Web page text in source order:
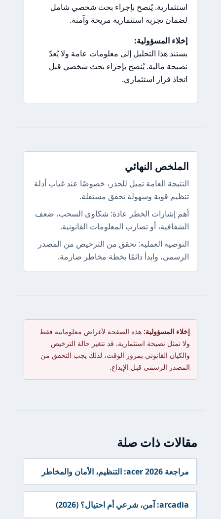
استثمارية. يُنصح بإجراء بحث شخصي شامل
لضمان تجربة استثمارية مريحة وآمنة.
إخلاء المسؤولية:
يستند هذا التحليل إلى معلومات عامة ولا يُعدّ
نصيحة مالية. يُنصح بإجراء بحث شخصي قبل
اتخاذ قرار استثماري.
الملخص النهائي
النتيجة العامة تميل للحذر، خصوصًا عند غياب أدلة
تنظيم قوية وسهولة تحقق مستقلة.
أهم إشارات الخطر عادة: شكاوى السحب، ضعف
الشفافية، أو تضارب المعلومات القانونية.
التوصية العملية: تحقق من الترخيص من المصدر
الرسمي، وابدأ دائمًا بخطة مخاطر صارمة.
إخلاء المسؤولية: هذه الصفحة لأغراض معلوماتية فقط
ولا تمثل نصيحة استثمارية. قد تتغير حالة الترخيص
والكيان القانوني بمرور الوقت، لذلك يجب التحقق من
المصدر الرسمي قبل الإيداع.
مقالات ذات صلة
مراجعة acer 2026: التنظيم، الأمان والمخاطر
arcadia: آمن، شرعي أم احتيال؟ (2026)